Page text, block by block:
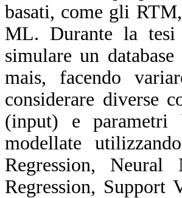
basati, come gli
ML. Durante la tesi
simulare un
mais, facendo
considerare diverse
(input) e parametri
modellate
Regression,
Regression, Support